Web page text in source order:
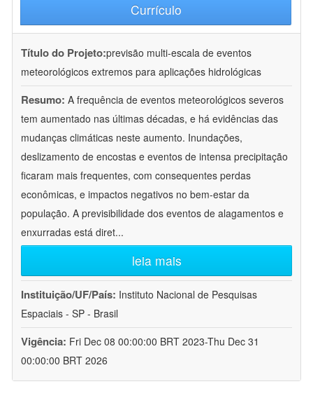
Currículo
Título do Projeto:previsão multi-escala de eventos
meteorológicos extremos para aplicações hidrológicas
Resumo: A frequência de eventos meteorológicos severos
tem aumentado nas últimas décadas, e há evidências das
mudanças climáticas neste aumento. Inundações,
deslizamento de encostas e eventos de intensa precipitação
ficaram mais frequentes, com consequentes perdas
econômicas, e impactos negativos no bem-estar da
população. A previsibilidade dos eventos de alagamentos e
enxurradas está diret...
leia mais
Instituição/UF/País: Instituto Nacional de Pesquisas
Espaciais - SP - Brasil
Vigência: Fri Dec 08 00:00:00 BRT 2023-Thu Dec 31
00:00:00 BRT 2026